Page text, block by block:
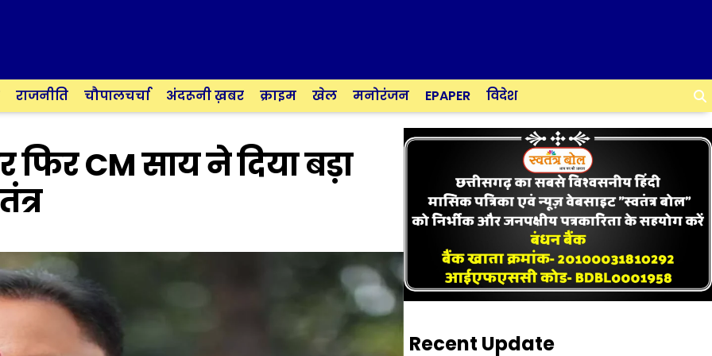
राजनीति चौपालचर्चा अंदरूनी ख़बर क्राइम खेल मनोरंजन EPAPER विदेश
CM साय ने दिया बड़ा
Recent Update